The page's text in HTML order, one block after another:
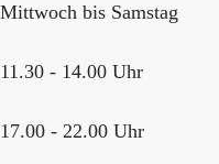
Mittwoch bis Samstag
11.30 - 14.00 Uhr
17.00 - 22.00 Uhr